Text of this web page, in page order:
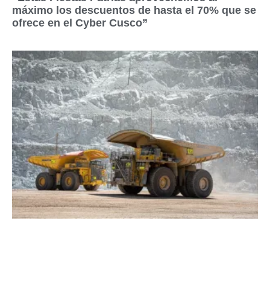
máximo los descuentos de hasta el 70% que se
ofrece en el Cyber Cusco”